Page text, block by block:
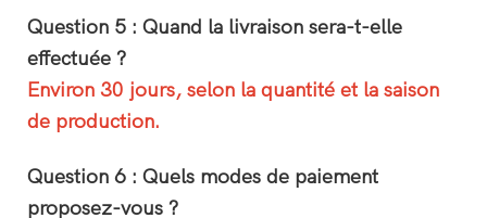
Question 5 : Quand la livraison sera-t-elle
effectuée ?
Environ 30 jours, selon la quantité et la saison
de production.
Question 6 : Quels modes de paiement
proposez-vous ?